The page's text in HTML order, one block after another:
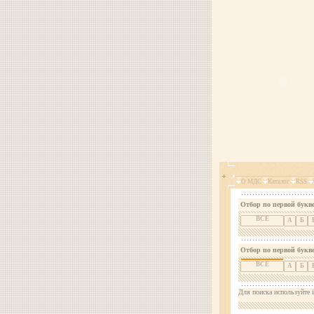
О МДС Каталог RSS
Отбор по первой
ВСЕ А Б
Отбор по первой
ВСЕ А Б
Для поиска используйте